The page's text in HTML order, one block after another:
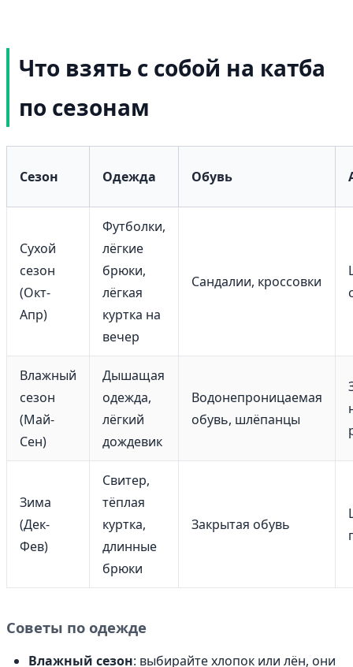
Что взять с собой на катба
по сезонам
Сезон Одежда Обувь
Сухой
сезон
(Окт-
Апр)
Футболки,
лёгкие
брюки,
лёгкая
куртка на
вечер
Сандалии, кроссовки
Влажный
сезон
(Май-
Сен)
Дышащая
одежда,
лёгкий
дождевик
Водонепроницаемая
обувь, шлёпанцы
Зима
(Дек-
Фев)
Свитер,
тёплая
куртка,
длинные
брюки
Закрытая обувь
Советы по одежде
Влажный сезон: выбирайте хлопок или лён, они